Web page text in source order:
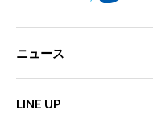
ニュース
LINE UP